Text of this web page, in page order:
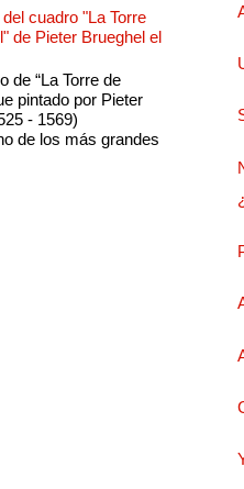
cuadro "La Torre
de Pieter Brueghel el
de “La Torre de
pintado por Pieter
- 1569)
de los más grandes